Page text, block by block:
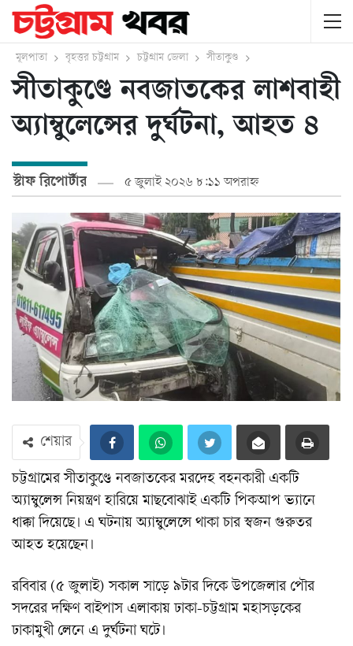
মূলপাতা বৃহত্তর চট্টগ্রাম চট্টগ্রাম জেলা সীতাকুণ্ড
সীতাকুণ্ডে নবজাতকের লাশবাহী
অ্যাম্বুলেন্সের দুর্ঘটনা, আহত ৪
স্টাফ রিপোর্টার ৫ জুলাই ২০২৬ ৮:১১ অপরাহ্ন
শেয়ার
চট্টগ্রামের সীতাকুণ্ডে নবজাতকের মরদেহ বহনকারী একটি
অ্যাম্বুলেন্স নিয়ন্ত্রণ হারিয়ে মাছবোঝাই একটি পিকআপ ভ্যানে
ধাক্কা দিয়েছে। এ ঘটনায় অ্যাম্বুলেন্সে থাকা চার স্বজন গুরুতর
আহত হয়েছেন।
রবিবার (৫ জুলাই) সকাল সাড়ে ৯টার দিকে উপজেলার পৌর
সদরের দক্ষিণ বাইপাস এলাকায় ঢাকা-চট্টগ্রাম মহাসড়কের
ঢাকামুখী লেনে এ দুর্ঘটনা ঘটে।